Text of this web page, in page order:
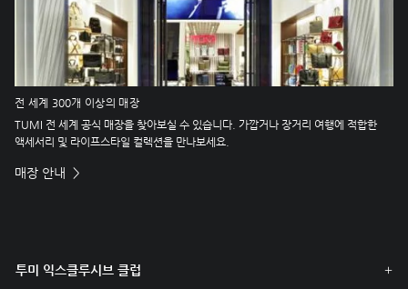
전 세계 300개 이상의 매장
TUMI 전 세계 공식 매장을 찾아보실 수 있습니다. 가깝거나 장거리 여행에 적합한
액세서리 및 라이프스타일 컬렉션을 만나보세요.
매장 안내
투미 익스클루시브 클럽